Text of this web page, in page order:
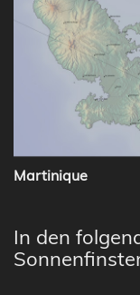
Martinique
In den